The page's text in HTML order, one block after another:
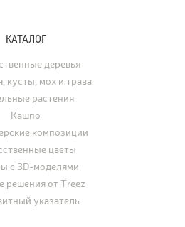
КАТАЛОГ
деревья
кусты, мох и трава
растения
Кашпо
композиции
цветы
с 3D-моделями
решения от Treez
указатель